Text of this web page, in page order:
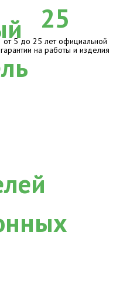
25
от 5 до 25 лет официальной
гарантии на работы и изделия